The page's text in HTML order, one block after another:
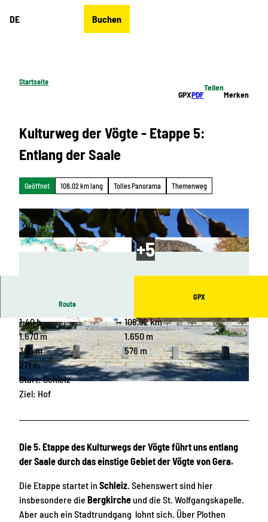
DE Buchen
Startseite
GPXPDF
Teilen
Merken
Kulturweg der Vögte - Etappe 5:
Entlang der Saale
Geöffnet 108,02 km lang Tolles Panorama Themenweg
© Archiv TVV / Barteld Redaktion & Verlag |
CC-BY-SA
© Archiv TVV, S. Theilig |CC-BY-SA
Route
GPX
1:40 h
108,02 km
1.670 m
1.650 m
305 m
576 m
271 m
Start: Schleiz
Ziel: Hof
Die 5. Etappe des Kulturwegs der Vögte führt uns entlang
der Saale durch das einstige Gebiet der Vögte von Gera.
Die Etappe startet in Schleiz. Sehenswert sind hier
insbesondere die Bergkircheund die St. Wolfgangskapelle.
Aber auch ein Stadtrundgang lohnt sich. Über Plothen